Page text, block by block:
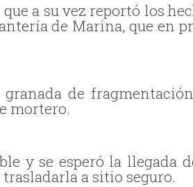
a su vez reportó los
de Marina, que en
de
mortero.
y se esperó la llegada
a sitio seguro.